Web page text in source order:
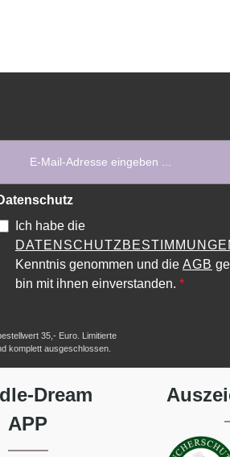
Ich habe die
Kenntnis genommen und die AGB
bin mit ihnen einverstanden. *
35,- Euro. Limitierte
komplett ausgeschlossen.
Dream
APP